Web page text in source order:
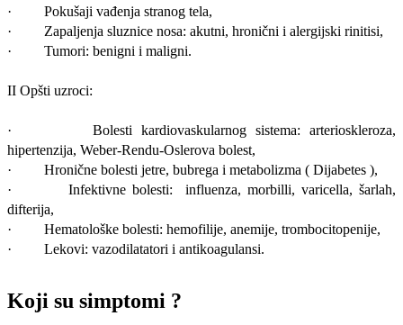
· Pokušaji vađenja stranog tela,
· Zapaljenja sluznice nosa: akutni, hronični i alergijski rinitisi,
· Tumori: benigni i maligni.
II Opšti uzroci:
· Bolesti kardiovaskularnog sistema: arterioskleroza,
hipertenzija, Weber-Rendu-Oslerova bolest,
· Hronične bolesti jetre, bubrega i metabolizma ( Dijabetes ),
· Infektivne bolesti: influenza, morbilli, varicella, šarlah,
difterija,
· Hematološke bolesti: hemofilije, anemije, trombocitopenije,
· Lekovi: vazodilatatori i antikoagulansi.
Koji su simptomi ?